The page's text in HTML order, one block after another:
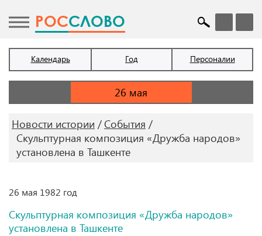
POCСЛОВО
Календарь Год Персоналии
Новости истории
События
Скульптурная композиция «Дружба народов»
установлена в Ташкенте
26 мая 1982 год
Скульптурная композиция «Дружба народов»
установлена в Ташкенте